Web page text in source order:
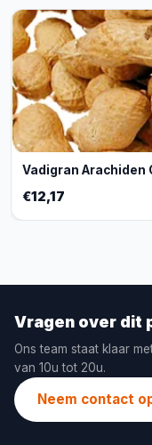
Vadigran Arachiden
€12,17
Vragen over dit
Ons team staat klaar
van 10u tot 20u.
Neem contact